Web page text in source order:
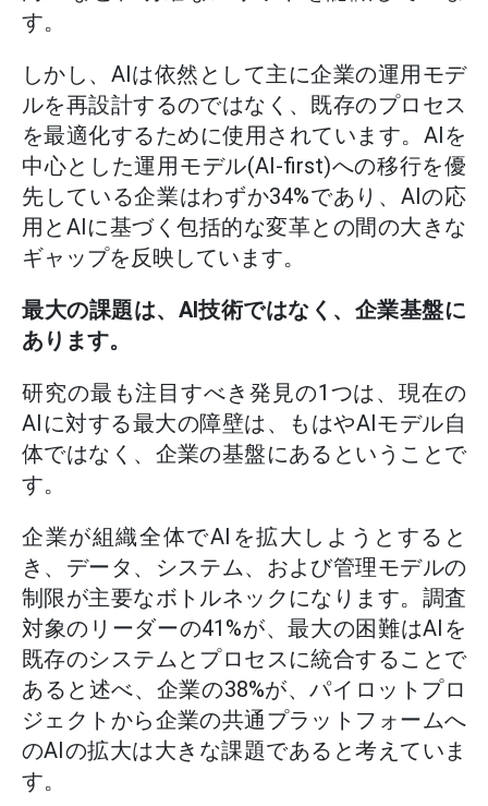
す。
しかし、AIは依然として主に企業の運用モデ
ルを再設計するのではなく、既存のプロセス
を最適化するために使用されています。AIを
中心とした運用モデル(AI-first)への移行を優
先している企業はわずか34%であり、AIの応
用とAIに基づく包括的な変革との間の大きな
ギャップを反映しています。
最大の課題は、AI技術ではなく、企業基盤に
あります。
研究の最も注目すべき発見の1つは、現在の
AIに対する最大の障壁は、もはやAIモデル自
体ではなく、企業の基盤にあるということで
す。
企業が組織全体でAIを拡大しようとすると
き、データ、システム、および管理モデルの
制限が主要なボトルネックになります。調査
対象のリーダーの41%が、最大の困難はAIを
既存のシステムとプロセスに統合することで
あると述べ、企業の38%が、パイロットプロ
ジェクトから企業の共通プラットフォームへ
のAIの拡大は大きな課題であると考えていま
す。